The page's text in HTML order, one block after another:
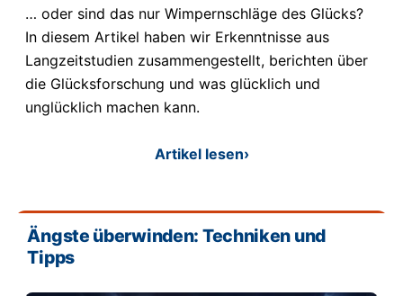
… oder sind das nur Wimpernschläge des Glücks?
In diesem Artikel haben wir Erkenntnisse aus
Langzeitstudien zusammengestellt, berichten über
die Glücksforschung und was glücklich und
unglücklich machen kann.
Artikel lesen›
Ängste überwinden: Techniken und
Tipps